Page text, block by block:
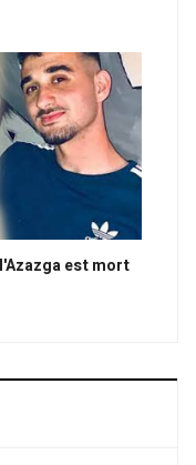
est mort